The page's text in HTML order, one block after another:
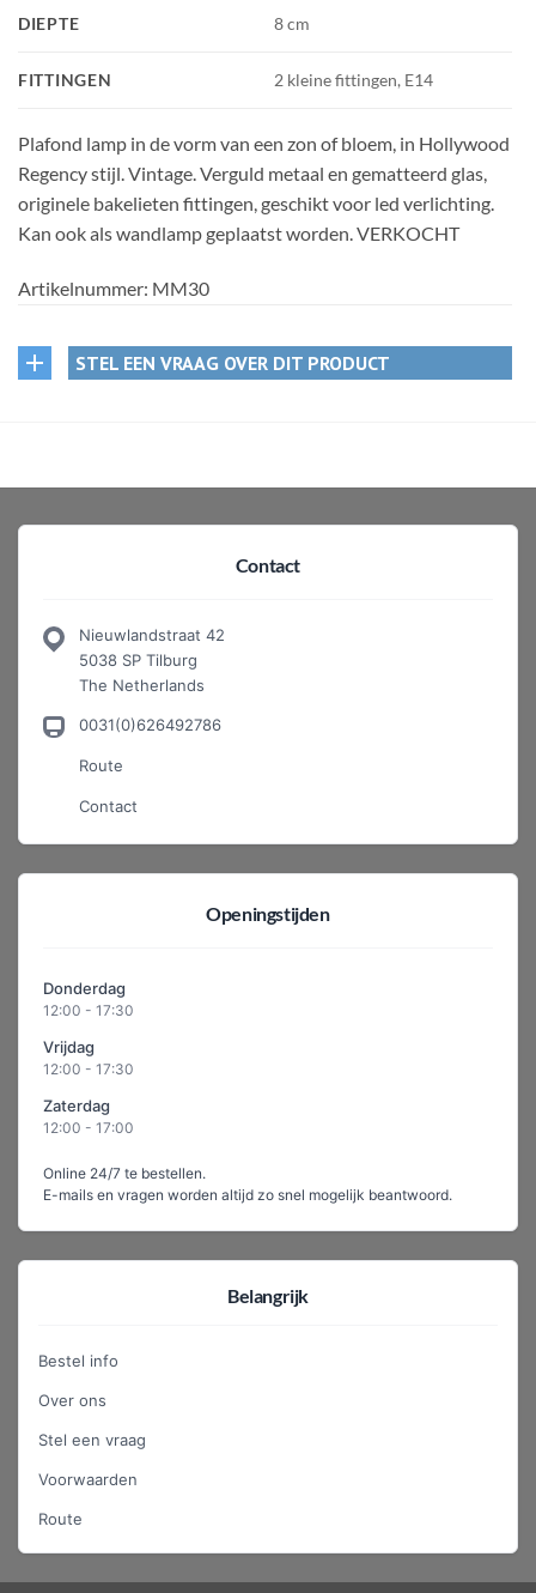
DIEPTE 8 cm
FITTINGEN 2 kleine fittingen, E14
Plafond lamp in de vorm van een zon of bloem, in Hollywood
Regency stijl. Vintage. Verguld metaal en gematteerd glas,
originele bakelieten fittingen, geschikt voor led verlichting.
Kan ook als wandlamp geplaatst worden. VERKOCHT
Artikelnummer: MM30
STEL EEN VRAAG OVER DIT PRODUCT
Contact
Nieuwlandstraat 42
5038 SP Tilburg
The Netherlands
0031(0)626492786
Route
Contact
Openingstijden
Donderdag
12:00 - 17:30
Vrijdag
12:00 - 17:30
Zaterdag
12:00 - 17:00
Online 24/7 te bestellen.
E-mails en vragen worden altijd zo snel mogelijk beantwoord.
Belangrijk
Bestel info
Over ons
Stel een vraag
Voorwaarden
Route